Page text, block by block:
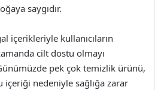
saygıdır.
içerikleriyle kullanıcıların
cilt dostu olmayı
pek çok temizlik ürünü,
nedeniyle sağlığa zarar